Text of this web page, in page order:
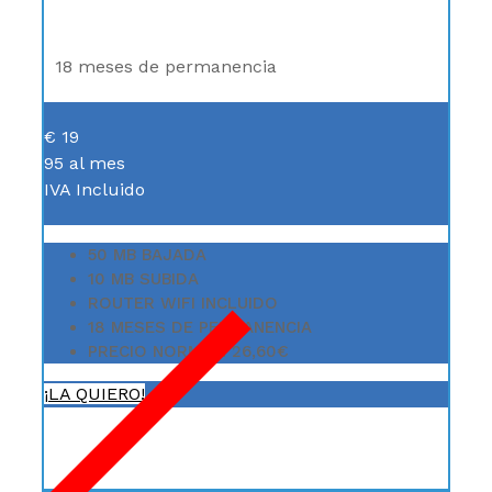
18 meses de permanencia
€ 19
95 al mes
IVA Incluido
50 MB BAJADA
10 MB SUBIDA
ROUTER WIFI INCLUIDO
18 MESES DE PERMANENCIA
PRECIO NORMAL: 26,60€
¡LA QUIERO!